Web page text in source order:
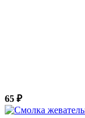
65 ₽